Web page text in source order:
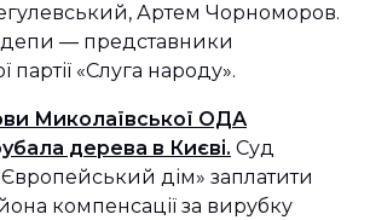
Артем Чорноморов.
— представники
партії «Слуга народу».
Миколаївської ОДА
дерева в Києві. Суд
дім» заплатити
компенсації за вирубку